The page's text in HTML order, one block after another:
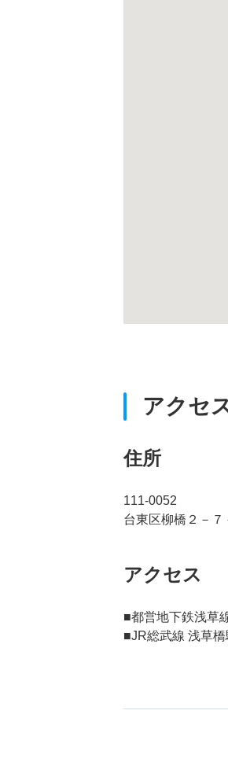
アクセ
住所
111-0052
台東区柳橋２－７
アクセス
■都営地下鉄浅草
■JR総武線 浅草